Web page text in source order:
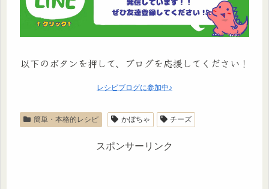
以下のボタンを押して、ブログを応援してください！
レシピブログに参加中♪
簡単・本格的レシピ かぼちゃ チーズ
スポンサーリンク